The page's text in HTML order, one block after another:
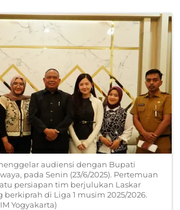
audiensi dengan Bupati
pada Senin (23/6/2025). Pertemuan
persiapan tim berjulukan Laskar
di Liga 1 musim 2025/2026.
Yogyakarta)